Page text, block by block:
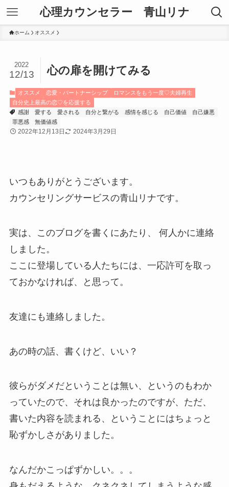
心理カウンセラー 青山リナ
ホーム オススメ
心の扉を開けてみる
2022
12/13
オススメ 恋愛・パートナーシップ
ロマンスをもう一度♡夫婦再生
自分史上最高の恋♡を応援する
感謝
愛する 愛される 自分と繋がる 感情を感じる 自己価値
自己嫌悪
罪悪感
無価値感
2022年12月13日 2024年3月29日
いつもありがとうございます。
カウンセリングサービスの青山リナです。
実は、このブログを書くにあたり、 何人かに連絡
しました。
ここに登場している人たちには、一応許可を取っ
ておかなければ、と思って。
友達にも連絡しました。
あの時の話、書くけど、いい？
彼らがダメだということは無い、というのもわか
っていたので、それは良かったのですが、ただ、
書いた内容を読まれる、ということにはちょっと
恥ずかしさがありました。
なんだかこっぱずかしい。。。